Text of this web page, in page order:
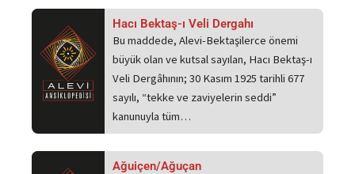
Hacı Bektaş-ı Veli Dergahı
Bu maddede, Alevi-Bektaşilerce önemi
büyük olan ve kutsal sayılan, Hacı Bektaş-ı
Veli Dergâhının; 30 Kasım 1925 tarihli 677
sayılı, “tekke ve zaviyelerin seddi”
kanunuyla tüm…
Ağuiçen/Ağuçan